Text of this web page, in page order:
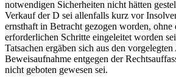
notwendigen Sicherheiten nicht hätten
Verkauf der D sei allenfalls kurz vor
ernsthaft in Betracht gezogen worden, ohne
erforderlichen Schritte eingeleitet worden
Tatsachen ergäben sich aus den
Beweisaufnahme entgegen der
nicht geboten gewesen sei.